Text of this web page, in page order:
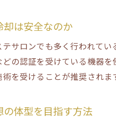
却は安全なのか
サロンでも多く行われてい
の認証を受けている機器
を受けることが推奨されま
体型を目指す方法